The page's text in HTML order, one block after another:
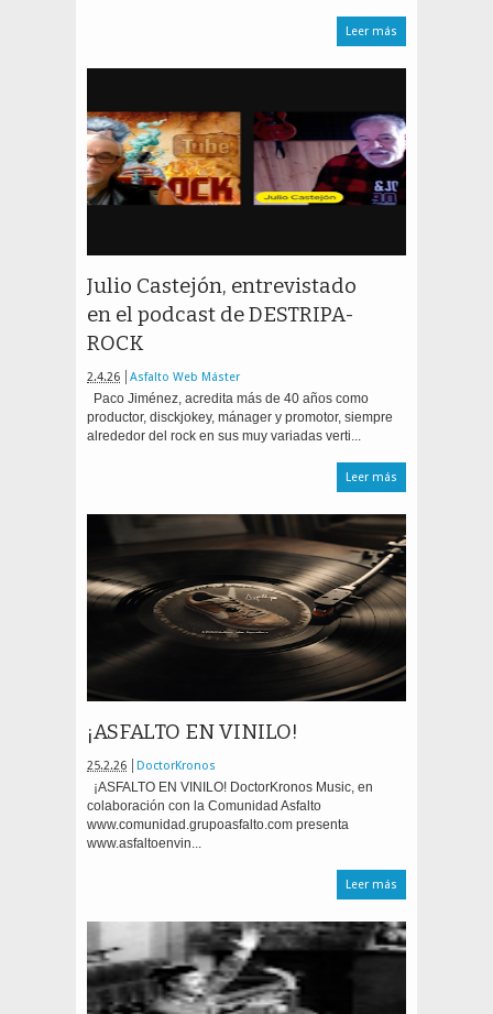
Leer más
Julio Castejón, entrevistado
en el podcast de DESTRIPA-
ROCK
2.4.26 Asfalto Web Máster
Paco Jiménez, acredita más de 40 años como
productor, disckjokey, mánager y promotor, siempre
alrededor del rock en sus muy variadas verti...
Leer más
¡ASFALTO EN VINILO!
25.2.26 DoctorKronos
¡ASFALTO EN VINILO! DoctorKronos Music, en
colaboración con la Comunidad Asfalto
www.comunidad.grupoasfalto.com presenta
www.asfaltoenvin...
Leer más